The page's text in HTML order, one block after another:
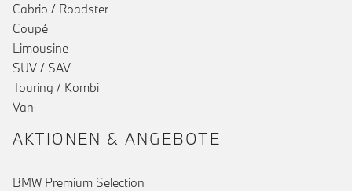
Cabrio / Roadster
Coupé
Limousine
SUV / SAV
Touring / Kombi
Van
AKTIONEN & ANGEBOTE
BMW Premium Selection